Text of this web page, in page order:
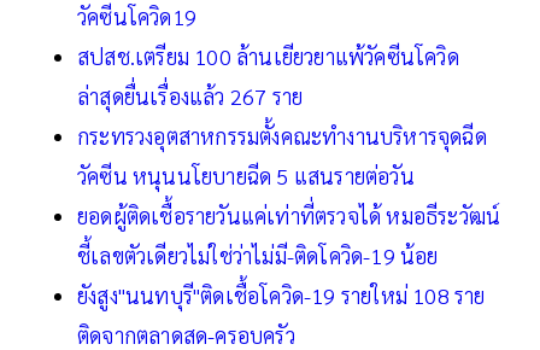
วัคซีนโควิด19
สปสช.เตรียม 100 ล้านเยียวยาแพ้วัคซีนโควิด
ล่าสุดยื่นเรื่องแล้ว 267 ราย
กระทรวงอุตสาหกรรมตั้งคณะทำงานบริหารจุดฉีด
วัคซีน หนุนนโยบายฉีด 5 แสนรายต่อวัน
ยอดผู้ติดเชื้อรายวันแค่เท่าที่ตรวจได้ หมอธีระวัฒน์
ชี้เลขตัวเดียวไม่ใช่ว่าไม่มี-ติดโควิด-19 น้อย
ยังสูง"นนทบุรี"ติดเชื้อโควิด-19 รายใหม่ 108 ราย
ติดจากตลาดสด-ครอบครัว